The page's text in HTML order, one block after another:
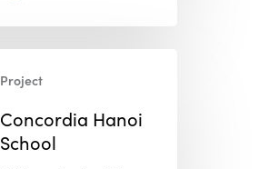
Project
Concordia Hanoi
School